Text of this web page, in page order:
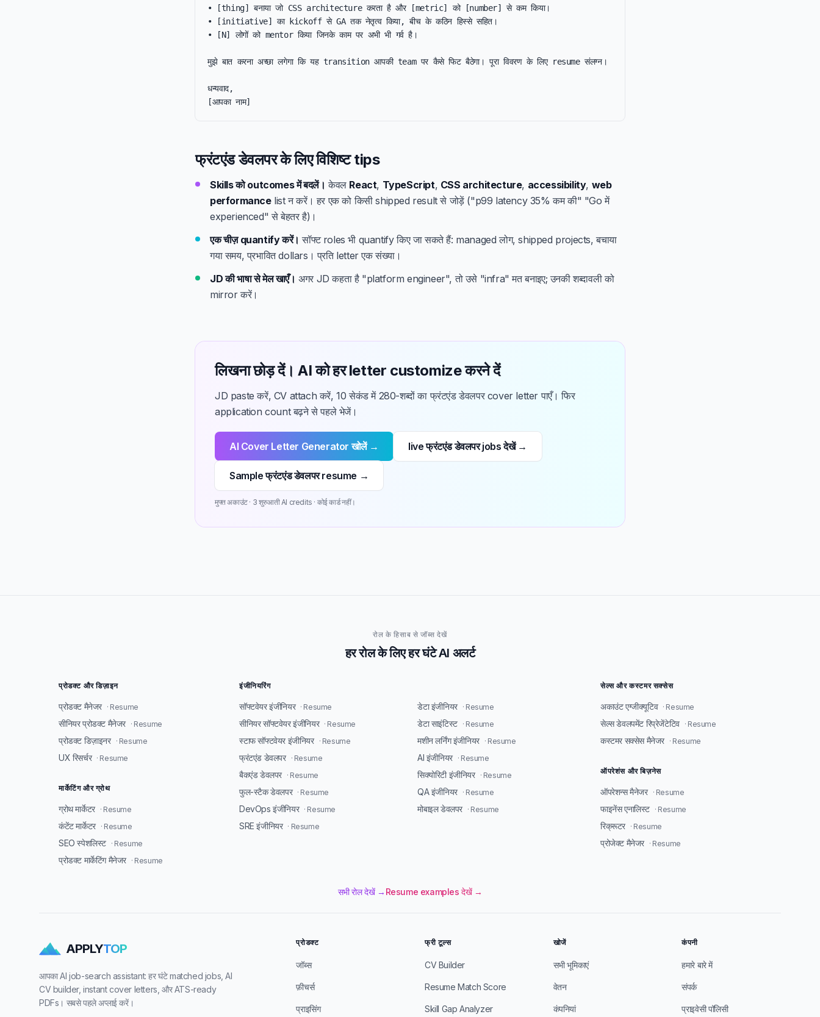
• [thing] बनाया जो CSS architecture करता है और [metric] को [number] से कम किया।
• [initiative] का kickoff से GA तक नेतृत्व किया, बीच के कठिन हिस्से सहित।
• [N] लोगों को mentor किया जिनके काम पर अभी भी गर्व है।
मुझे बात करना अच्छा लगेगा कि यह transition आपकी team पर कैसे फिट बैठेगा। पूरा विवरण के लिए resume संलग्न।
धन्यवाद,
[आपका नाम]
फ्रंटएंड डेवलपर के लिए विशिष्ट tips
Skills को outcomes में बदलें। केवल React, TypeScript, CSS architecture, accessibility, web
performancelist न करें। हर एक को किसी shipped result से जोड़ें ("p99 latency 35% कम की" "Go में
experienced" से बेहतर है)।
एक चीज़ quantify करें। सॉफ्ट roles भी quantify किए जा सकते हैं: managed लोग, shipped projects, बचाया
गया समय, प्रभावित dollars। प्रति letter एक संख्या।
JD की भाषा से मेल खाएँ। अगर JD कहता है "platform engineer", तो उसे "infra" मत बनाइए; उनकी शब्दावली को
mirror करें।
लिखना छोड़ दें। AI को हर letter customize करने दें
JD paste करें, CV attach करें, 10 सेकंड में 280-शब्दों का फ्रंटएंड डेवलपर cover letter पाएँ। फिर
application count बढ़ने से पहले भेजें।
AI Cover Letter Generator खोलें → live फ्रंटएंड डेवलपर jobs देखें →
Sample फ्रंटएंड डेवलपर resume →
मुफ्त अकाउंट · 3 शुरुआती AI credits · कोई कार्ड नहीं।
रोल के हिसाब से जॉब्स देखें
हर रोल के लिए हर घंटे AI अलर्ट
प्रोडक्ट और डिज़ाइन
प्रोडक्ट मैनेजर · Resume
सीनियर प्रोडक्ट मैनेजर · Resume
प्रोडक्ट डिज़ाइनर · Resume
UX रिसर्चर · Resume
मार्केटिंग और ग्रोथ
ग्रोथ मार्केटर · Resume
कंटेंट मार्केटर · Resume
SEO स्पेशलिस्ट · Resume
प्रोडक्ट मार्केटिंग मैनेजर · Resume
इंजीनियरिंग
सॉफ्टवेयर इंजीनियर · Resume
सीनियर सॉफ्टवेयर इंजीनियर · Resume
स्टाफ सॉफ्टवेयर इंजीनियर · Resume
फ्रंटएंड डेवलपर · Resume
बैकएंड डेवलपर · Resume
फुल-स्टैक डेवलपर · Resume
DevOps इंजीनियर · Resume
SRE इंजीनियर · Resume
डेटा इंजीनियर · Resume
डेटा साइंटिस्ट · Resume
मशीन लर्निंग इंजीनियर · Resume
AI इंजीनियर · Resume
सिक्योरिटी इंजीनियर · Resume
QA इंजीनियर · Resume
मोबाइल डेवलपर · Resume
सेल्स और कस्टमर सक्सेस
अकाउंट एग्जीक्यूटिव · Resume
सेल्स डेवलपमेंट रिप्रेजेंटेटिव · Resume
कस्टमर सक्सेस मैनेजर · Resume
ऑपरेशंस और बिज़नेस
ऑपरेशन्स मैनेजर · Resume
फाइनेंस एनालिस्ट · Resume
रिक्रूटर · Resume
प्रोजेक्ट मैनेजर · Resume
सभी रोल देखें → Resume examples देखें →
APPLYTOP
आपका AI job-search assistant: हर घंटे matched jobs, AI
CV builder, instant cover letters, और ATS-ready
PDFs। सबसे पहले अप्लाई करें।
प्रोडक्ट
जॉब्स
फ़ीचर्स
प्राइसिंग
फ्री टूल्स
CV Builder
Resume Match Score
Skill Gap Analyzer
खोजें
सभी भूमिकाएं
वेतन
कंपनियां
कंपनी
हमारे बारे में
संपर्क
प्राइवेसी पॉलिसी